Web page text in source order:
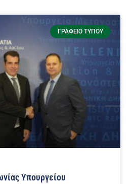
ΓΡΑΦΕΊΟ ΤΎΠΟΥ
Υπουργείου